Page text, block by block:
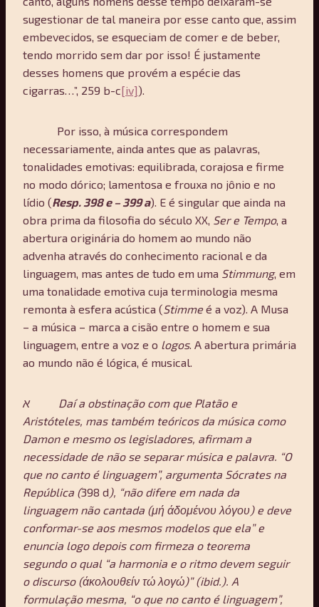
sugestionar de tal maneira por esse canto que, assim
embevecidos, se esqueciam de comer e de beber,
tendo morrido sem dar por isso! É justamente
desses homens que provém a espécie das
cigarras…”, 259 b-c[iv]).
Por isso, à música correspondem
necessariamente, ainda antes que as palavras,
tonalidades emotivas: equilibrada, corajosa e firme
no modo dórico; lamentosa e frouxa no jônio e no
lídio (Resp. 398 e – 399 a). E é singular que ainda na
obra prima da filosofia do século XX, Ser e Tempo, a
abertura originária do homem ao mundo não
advenha através do conhecimento racional e da
linguagem, mas antes de tudo em uma Stimmung, em
uma tonalidade emotiva cuja terminologia mesma
remonta à esfera acústica (Stimmeé a voz). A Musa
– a música – marca a cisão entre o homem e sua
linguagem, entre a voz e o logos. A abertura primária
ao mundo não é lógica, é musical.
א
Daí a obstinação com que Platão e
Aristóteles, mas também teóricos da música como
Damon e mesmo os legisladores, afirmam a
necessidade de não se separar música e palavra. “O
que no canto é linguagem”, argumenta Sócrates na
República (398 d ), “não difere em nada da
linguagem não cantada (μή άδομένου λόγου) e deve
conformar-se aos mesmos modelos que ela” e
enuncia logo depois com firmeza o teorema
segundo o qual “a harmonia e o ritmo devem seguir
o discurso (άκολουθείν τώ λογώ)” (ibid.). A
formulação mesma, “o que no canto é linguagem”,